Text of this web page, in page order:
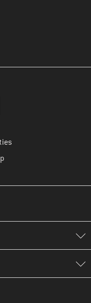
volgende stap je